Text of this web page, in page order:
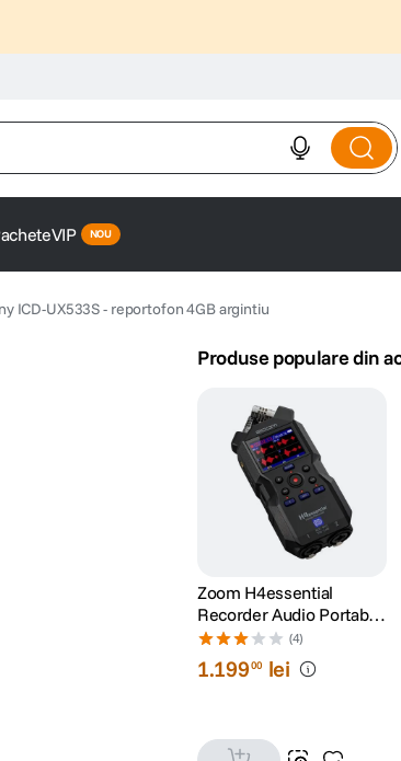
VIP
ICD-UX533S - reportofon 4GB argintiu
Produse populare din
Zoom H4essential
Recorder Audio Portabil
4 Canale 32-Bit Float XLR
(4)
1.19900 lei